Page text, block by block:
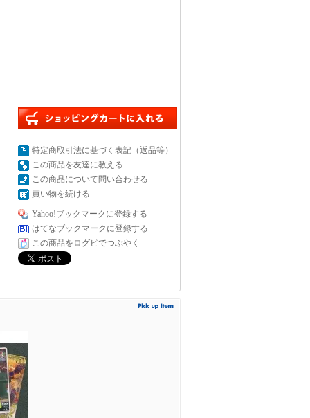
特定商取引法に基づく表記（返品等）
この商品を友達に教える
この商品について問い合わせる
買い物を続ける
Yahoo!ブックマークに登録する
はてなブックマークに登録する
この商品をログピでつぶやく